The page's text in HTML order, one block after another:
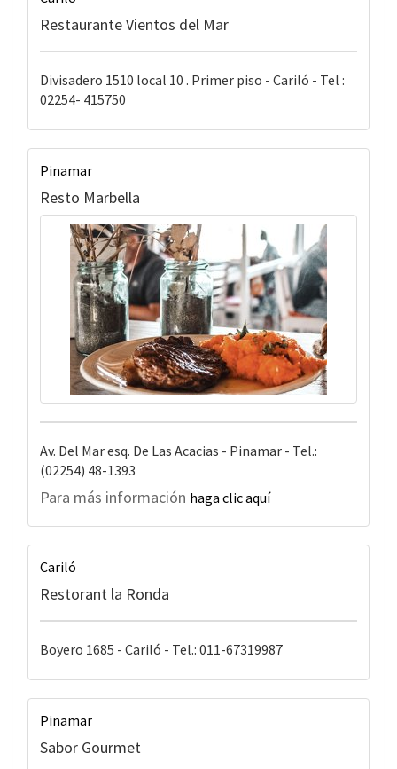
Restaurante Vientos del Mar
Divisadero 1510 local 10 . Primer piso - Cariló - Tel :
02254- 415750
Pinamar
Resto Marbella
Av. Del Mar esq. De Las Acacias - Pinamar - Tel.:
(02254) 48-1393
Para más información haga clic aquí
Cariló
Restorant la Ronda
Boyero 1685 - Cariló - Tel.: 011-67319987
Pinamar
Sabor Gourmet